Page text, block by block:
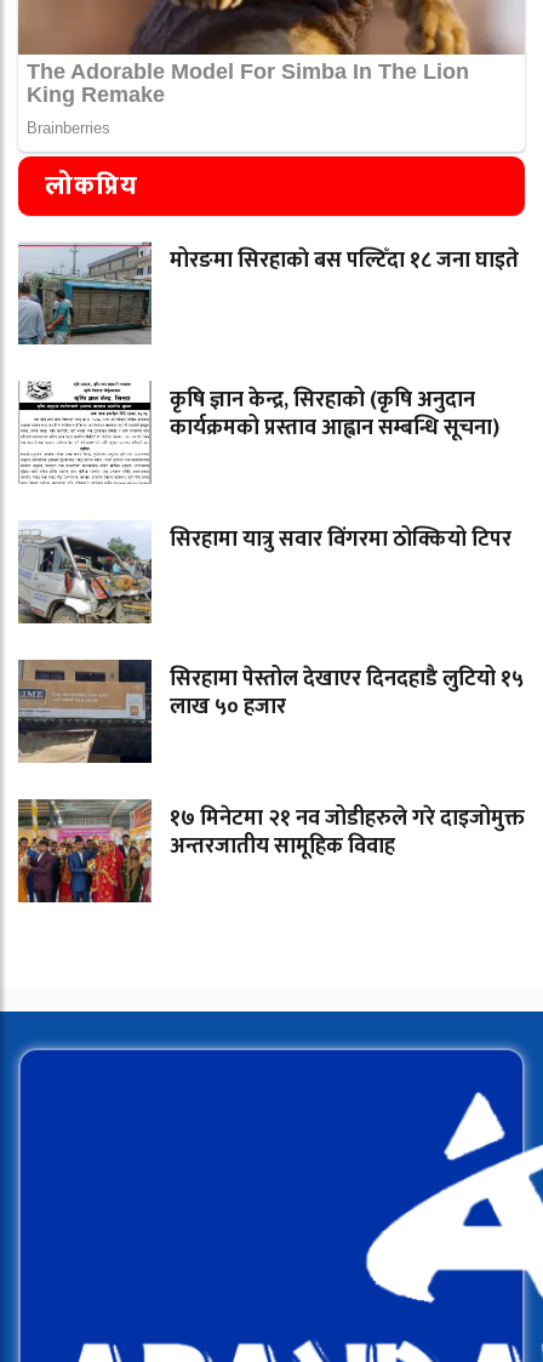
लोकप्रिय
मोरङमा सिरहाकाे बस पल्टिँदा १८ जना घाइते
कृषि ज्ञान केन्द्र, सिरहाको (कृषि अनुदान
कार्यक्रमको प्रस्ताव आह्वान सम्बन्धि सूचना)
सिरहामा यात्रु सवार विंगरमा ठोक्कियो टिपर
सिरहामा पेस्तोल देखाएर दिनदहाडै लुटियो १५
लाख ५० हजार
१७ मिनेटमा २१ नव जोडीहरुले गरे दाइजोमुक्त
अन्तरजातीय सामूहिक विवाह